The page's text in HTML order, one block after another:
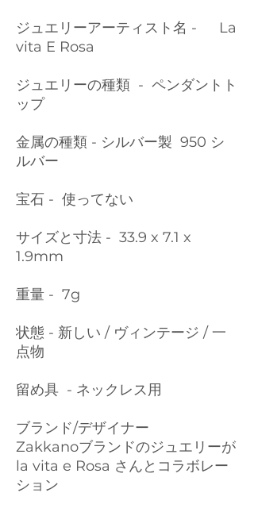
ジュエリーアーティスト名 - La
vita E Rosa
ジュエリーの種類 - ペンダントト
ップ
金属の種類 - シルバー製 950 シ
ルバー
宝石 - 使ってない
サイズと寸法 - 33.9 x 7.1 x
1.9mm
重量 - 7g
状態 - 新しい / ヴィンテージ / 一
点物
留め具 - ネックレス用
ブランド/デザイナー
Zakkanoブランドのジュエリーが
la vita e Rosa さんとコラボレー
ション